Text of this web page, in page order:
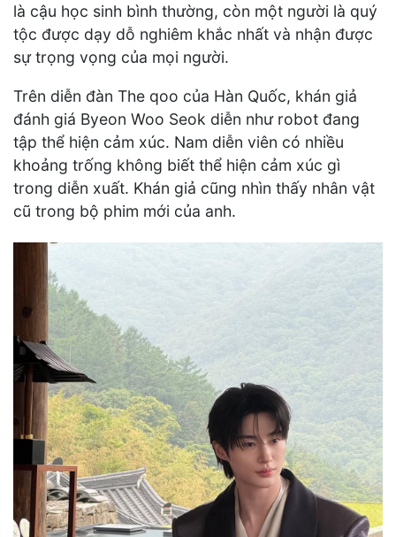
là cậu học sinh bình thường, còn một người là quý
tộc được dạy dỗ nghiêm khắc nhất và nhận được
sự trọng vọng của mọi người.
Trên diễn đàn The qoo của Hàn Quốc, khán giả
đánh giá Byeon Woo Seok diễn như robot đang
tập thể hiện cảm xúc. Nam diễn viên có nhiều
khoảng trống không biết thể hiện cảm xúc gì
trong diễn xuất. Khán giả cũng nhìn thấy nhân vật
cũ trong bộ phim mới của anh.